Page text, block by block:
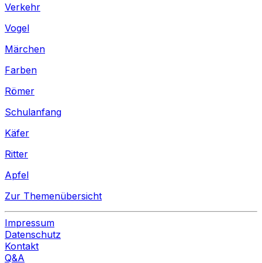
Verkehr
Vogel
Märchen
Farben
Römer
Schulanfang
Käfer
Ritter
Apfel
Zur Themenübersicht
Impressum
Datenschutz
Kontakt
Q&A